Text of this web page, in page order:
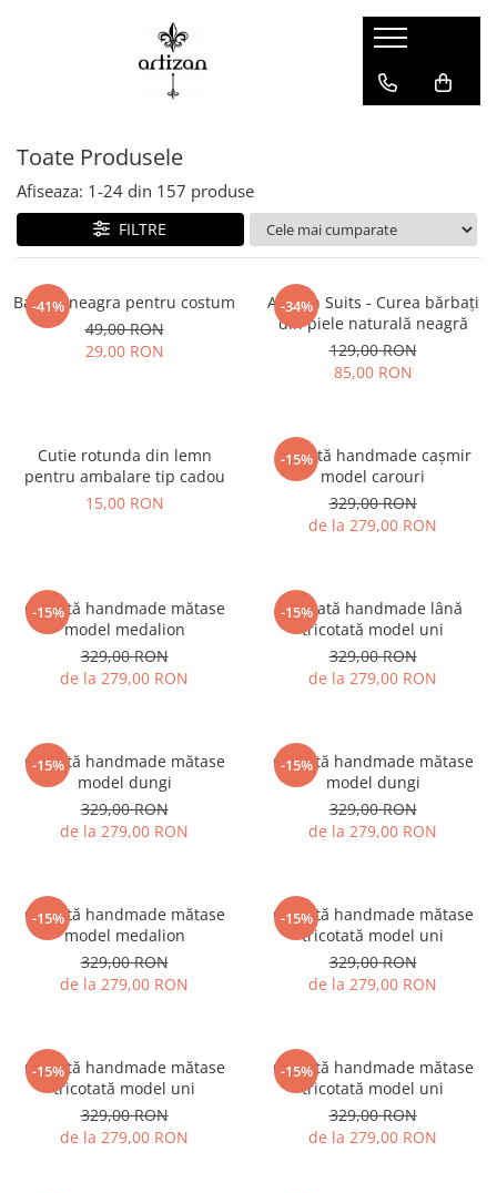
Costume
Sacouri
Alte Accesorii
Batiste
Bratari
Butoni camasa
Caciuli / Palarii
Cravate
Curele / Portofele
Curele
Toate Produsele
Afiseaza: 1-24 din 157 produse
FILTRE
-41%
Batista neagra pentru costum
49,00 RON
29,00 RON
-34%
Artizan Suits - Curea bărbați
din piele naturală neagră
129,00 RON
85,00 RON
Cutie rotunda din lemn
pentru ambalare tip cadou
15,00 RON
-15%
Cravată handmade cașmir
model carouri
329,00 RON
de la 279,00 RON
-15%
Cravată handmade mătase
model medalion
329,00 RON
de la 279,00 RON
-15%
Cravată handmade lână
tricotată model uni
329,00 RON
de la 279,00 RON
-15%
Cravată handmade mătase
model dungi
329,00 RON
de la 279,00 RON
-15%
Cravată handmade mătase
model dungi
329,00 RON
de la 279,00 RON
-15%
Cravată handmade mătase
model medalion
329,00 RON
de la 279,00 RON
-15%
Cravată handmade mătase
tricotată model uni
329,00 RON
de la 279,00 RON
-15%
Cravată handmade mătase
tricotată model uni
329,00 RON
de la 279,00 RON
-15%
Cravată handmade mătase
tricotată model uni
329,00 RON
de la 279,00 RON